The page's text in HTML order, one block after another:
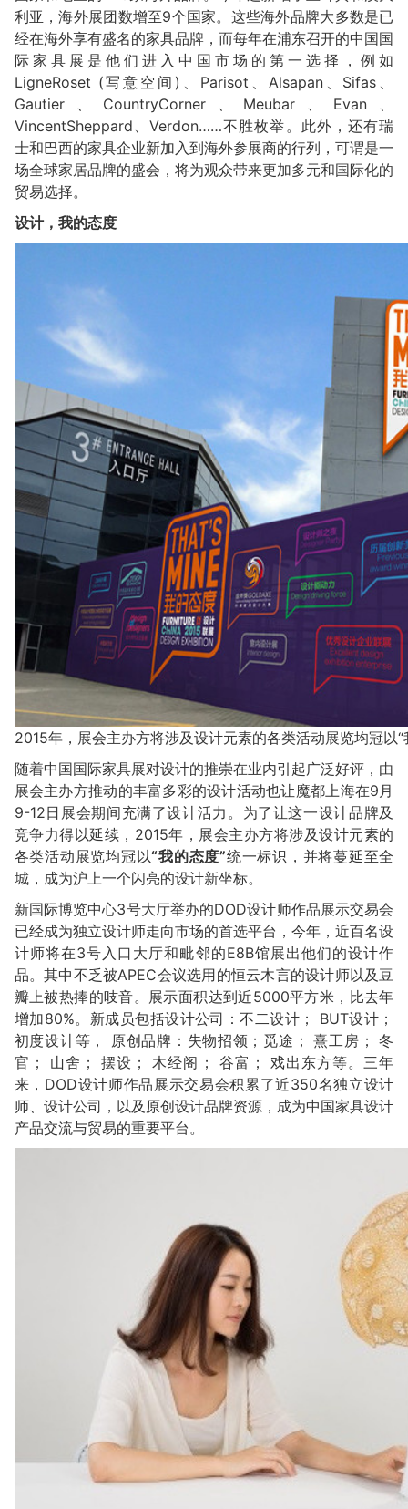
利亚，海外展团数增至9个国家。这些海外品牌大多数是已
经在海外享有盛名的家具品牌，而每年在浦东召开的中国国
际家具展是他们进入中国市场的第一选择，例如
LigneRoset (写意空间)、Parisot、Alsapan、Sifas、
Gautier、CountryCorner、Meubar、Evan、
VincentSheppard、Verdon……不胜枚举。此外，还有瑞
士和巴西的家具企业新加入到海外参展商的行列，可谓是一
场全球家居品牌的盛会，将为观众带来更加多元和国际化的
贸易选择。
设计，我的态度
2015年，展会主办方将涉及设计元素的各类活动展览均冠以“
随着中国国际家具展对设计的推崇在业内引起广泛好评，由
展会主办方推动的丰富多彩的设计活动也让魔都上海在9月
9-12日展会期间充满了设计活力。为了让这一设计品牌及
竞争力得以延续，2015年，展会主办方将涉及设计元素的
各类活动展览均冠以“我的态度”统一标识，并将蔓延至全
城，成为沪上一个闪亮的设计新坐标。
新国际博览中心3号大厅举办的DOD设计师作品展示交易会
已经成为独立设计师走向市场的首选平台，今年，近百名设
计师将在3号入口大厅和毗邻的E8B馆展出他们的设计作
品。其中不乏被APEC会议选用的恒云木言的设计师以及豆
瓣上被热捧的吱音。展示面积达到近5000平方米，比去年
增加80%。新成员包括设计公司：不二设计； BUT设计；
初度设计等， 原创品牌：失物招领；觅途； 熹工房； 冬
官； 山舍； 摆设； 木经阁； 谷富； 戏出东方等。三年
来，DOD设计师作品展示交易会积累了近350名独立设计
师、设计公司，以及原创设计品牌资源，成为中国家具设计
产品交流与贸易的重要平台。